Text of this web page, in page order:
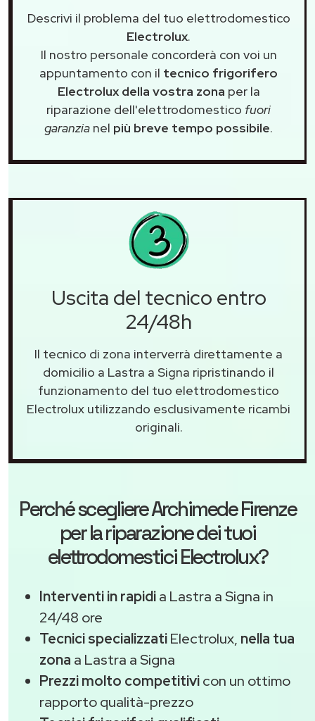
Descrivi il problema del tuo elettrodomestico
Electrolux.
Il nostro personale concorderà con voi un
appuntamento con il tecnico frigorifero
Electrolux della vostra zona per la
riparazione dell'elettrodomestico fuori
garanzia nel più breve tempo possibile.
Uscita del tecnico entro
24/48h
Il tecnico di zona interverrà direttamente a
domicilio a Lastra a Signa ripristinando il
funzionamento del tuo elettrodomestico
Electrolux utilizzando esclusivamente ricambi
originali.
Perché scegliereArchimede Firenze
per la riparazione dei tuoi
elettrodomestici Electrolux?
Interventi in rapidia Lastra a Signa in
24/48 ore
Tecnici specializzatiElectrolux, nella tua
zona a Lastra a Signa
Prezzi molto competitivicon un ottimo
rapporto qualità-prezzo